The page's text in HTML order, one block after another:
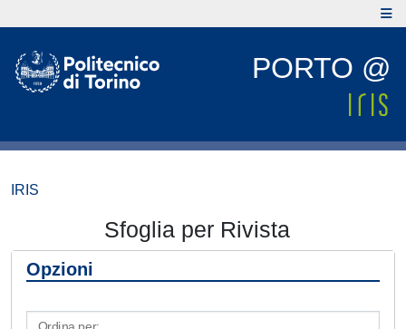
PORTO @
IRIS
Sfoglia per Rivista
Opzioni